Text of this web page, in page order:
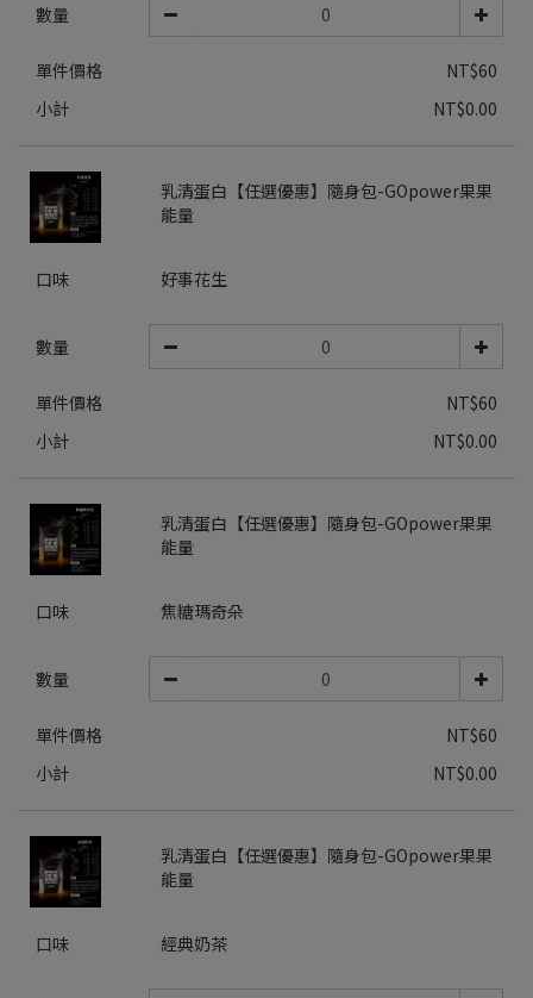
數量
單件價格
NT$60
小計
NT$0.00
乳清蛋白【任選優惠】隨身包-GOpower果果
能量
口味 好事花生
數量
單件價格
NT$60
小計
NT$0.00
乳清蛋白【任選優惠】隨身包-GOpower果果
能量
口味 焦糖瑪奇朵
數量
單件價格
NT$60
小計
NT$0.00
乳清蛋白【任選優惠】隨身包-GOpower果果
能量
口味 經典奶茶